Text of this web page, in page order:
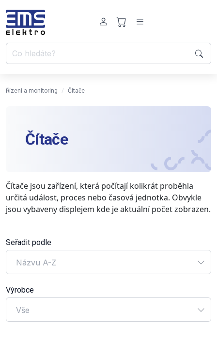
Řízení a monitoring Čítače
Čítače
Čítače jsou zařízení, která počítají kolikrát proběhla
určitá událost, proces nebo časová jednotka. Obvykle
jsou vybaveny displejem kde je aktuální počet zobrazen.
Seřadit podle
Názvu A-Z
Výrobce
Vše